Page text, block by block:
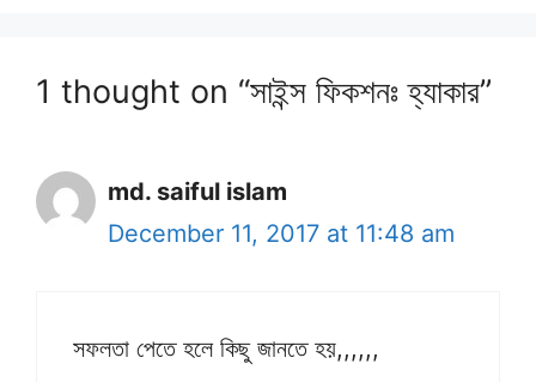
1 thought on “সাইন্স ফিকশনঃ হ্যাকার”
md. saiful islam
December 11, 2017 at 11:48 am
সফলতা পেতে হলে কিছু জানতে হয়,,,,,,